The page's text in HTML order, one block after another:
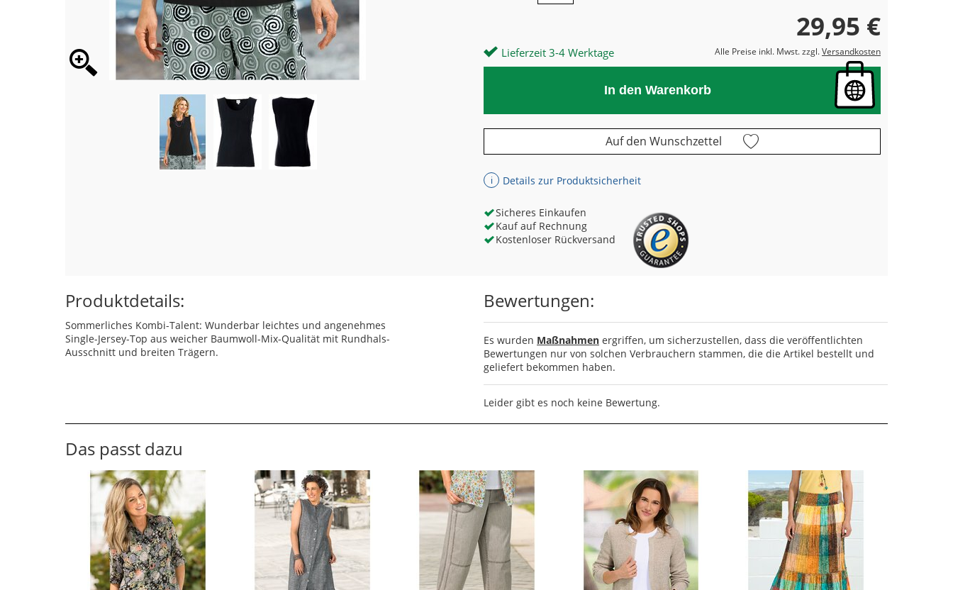
29,95 €
Alle Preise inkl. Mwst. zzgl.Versandkosten
Lieferzeit 3-4 Werktage
In den Warenkorb
Auf den Wunschzettel
ℹ Details zur Produktsicherheit
Sicheres Einkaufen
Kauf auf Rechnung
Kostenloser Rückversand
Produktdetails:
Sommerliches Kombi-Talent: Wunderbar leichtes und angenehmes
Single-Jersey-Top aus weicher Baumwoll-Mix-Qualität mit Rundhals-
Ausschnitt und breiten Trägern.
Bewertungen:
Es wurden Maßnahmen ergriffen, um sicherzustellen, dass die veröffentlichten
Bewertungen nur von solchen Verbrauchern stammen, die die Artikel bestellt und
geliefert bekommen haben.
Leider gibt es noch keine Bewertung.
Das passt dazu